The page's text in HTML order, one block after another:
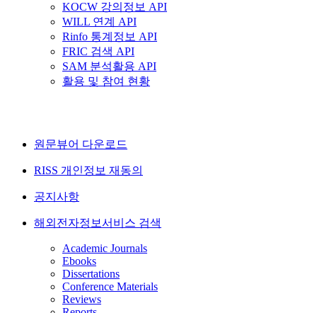
KOCW 강의정보 API
WILL 연계 API
Rinfo 통계정보 API
FRIC 검색 API
SAM 분석활용 API
활용 및 참여 현황
원문뷰어 다운로드
RISS 개인정보 재동의
공지사항
해외전자정보서비스 검색
Academic Journals
Ebooks
Dissertations
Conference Materials
Reviews